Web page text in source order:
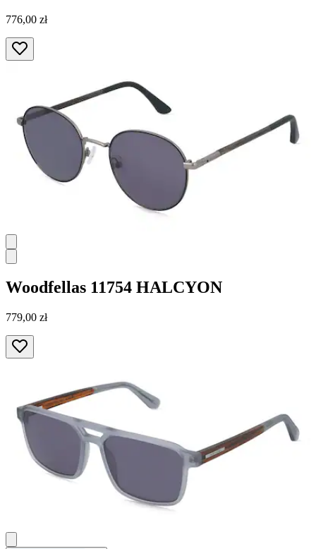
776,00 zł
Woodfellas 11754 HALCYON
779,00 zł